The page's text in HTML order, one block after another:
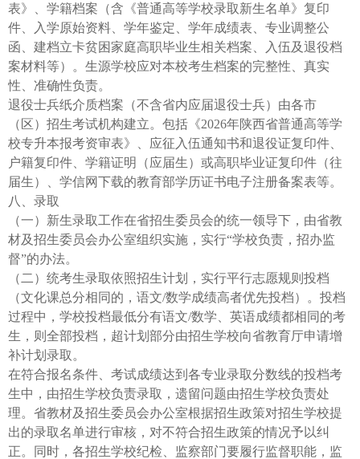
表》、学籍档案（含《普通高等学校录取新生名单》复印
件、入学原始资料、学年鉴定、学年成绩表、专业调整公
函、建档立卡贫困家庭高职毕业生相关档案、入伍及退役档
案材料等）。生源学校应对本校考生档案的完整性、真实
性、准确性负责。
退役士兵纸介质档案（不含省内应届退役士兵）由各市
（区）招生考试机构建立。包括《2026年陕西省普通高等学
校专升本报考资审表》、应征入伍通知书和退役证复印件、
户籍复印件、学籍证明（应届生）或高职毕业证复印件（往
届生）、学信网下载的教育部学历证书电子注册备案表等。
八、录取
（一）新生录取工作在省招生委员会的统一领导下，由省教
材及招生委员会办公室组织实施，实行“学校负责，招办监
督”的办法。
（二）统考生录取依照招生计划，实行平行志愿规则投档
（文化课总分相同的，语文/数学成绩高者优先投档）。投档
过程中，学校投档最低分有语文/数学、英语成绩都相同的考
生，则全部投档，超计划部分由招生学校向省教育厅申请增
补计划录取。
在符合报名条件、考试成绩达到各专业录取分数线的投档考
生中，由招生学校负责录取，遗留问题由招生学校负责处
理。省教材及招生委员会办公室根据招生政策对招生学校提
出的录取名单进行审核，对不符合招生政策的情况予以纠
正。同时，各招生学校纪检、监察部门要履行监督职能，监